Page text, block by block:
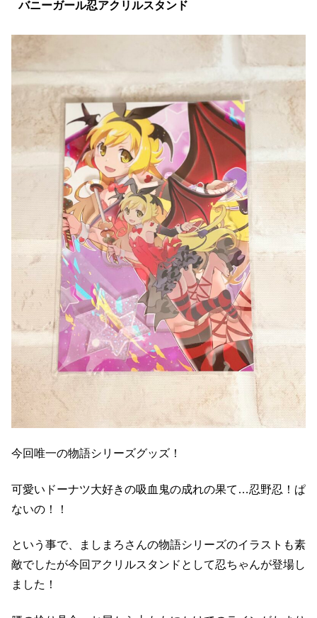
バニーガール忍アクリルスタンド
今回唯一の物語シリーズグッズ！
可愛いドーナツ大好きの吸血鬼の成れの果て…忍野忍！ぱ
ないの！！
という事で、ましまろさんの物語シリーズのイラストも素
敵でしたが今回アクリルスタンドとして忍ちゃんが登場し
ました！